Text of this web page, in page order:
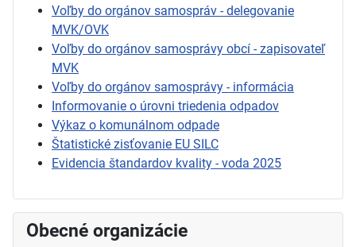
Voľby do orgánov samospráv - delegovanie
MVK/OVK
Voľby do orgánov samosprávy obcí - zapisovateľ
MVK
Voľby do orgánov samosprávy - informácia
Informovanie o úrovni triedenia odpadov
Výkaz o komunálnom odpade
Štatistické zisťovanie EU SILC
Evidencia štandardov kvality - voda 2025
Obecné organizácie